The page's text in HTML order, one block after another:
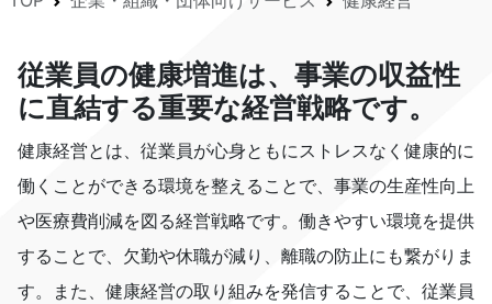
従業員の健康増進は、事業の収益性
に直結する重要な経営戦略です。
健康経営とは、従業員が心身ともにストレスなく健康的に
働くことができる環境を整えることで、事業の生産性向上
や医療費削減を図る経営戦略です。働きやすい環境を提供
することで、欠勤や休職が減り、離職の防止にも繋がりま
す。また、健康経営の取り組みを発信することで、従業員